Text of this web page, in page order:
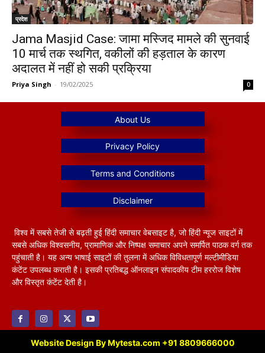
प्रदेश
Jama Masjid Case: जामा मस्जिद मामले की सुनवाई
10 मार्च तक स्थगित, वकीलों की हड़ताल के कारण
अदालत में नहीं हो सकी प्रक्रिया
Priya Singh - 19/02/2025 0
विश्व में सबसे तेजी से बढ़ती हुई हिंदी समाचार वेबसाइट है, जो हिंदी न्यूज साइटों में
सबसे अधिक विश्वसनीय, प्रामाणिक और निष्पक्ष समाचार अपने समर्पित पाठक वर्ग तक
पहुंचाती है। यह अन्य भाषाई साइटों की तुलना में अधिक विविधतापूर्ण मल्टीमीडिया
कंटेंट उपलब्ध कराती है। इसकी प्रतिबद्ध ऑनलाइन संपादकीय टीम हररोज विशेष
और विस्तृत कंटेंट देती है।
Website Design By Mytesta.com +91 8809666000